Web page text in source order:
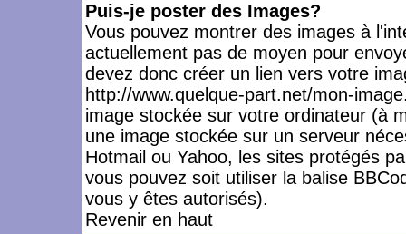
Puis-je poster des Images?
Vous pouvez montrer des images à
actuellement pas de moyen pour
devez donc créer un lien vers votre
http://www.quelque-part.net/mon-
image stockée sur votre ordinateur (à
une image stockée sur un serveur
Hotmail ou Yahoo, les sites protégés
vous pouvez soit utiliser la balise
vous y êtes autorisés).
Revenir en haut